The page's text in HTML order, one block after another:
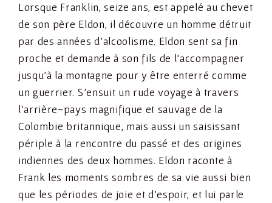
Lorsque Franklin, seize ans, est appelé au chevet
de son père Eldon, il découvre un homme détruit
par des années d’alcoolisme. Eldon sent sa fin
proche et demande à son fils de l’accompagner
jusqu’à la montagne pour y être enterré comme
un guerrier. S’ensuit un rude voyage à travers
l’arrière-pays magnifique et sauvage de la
Colombie britannique, mais aussi un saisissant
périple à la rencontre du passé et des origines
indiennes des deux hommes. Eldon raconte à
Frank les moments sombres de sa vie aussi bien
que les périodes de joie et d’espoir, et lui parle